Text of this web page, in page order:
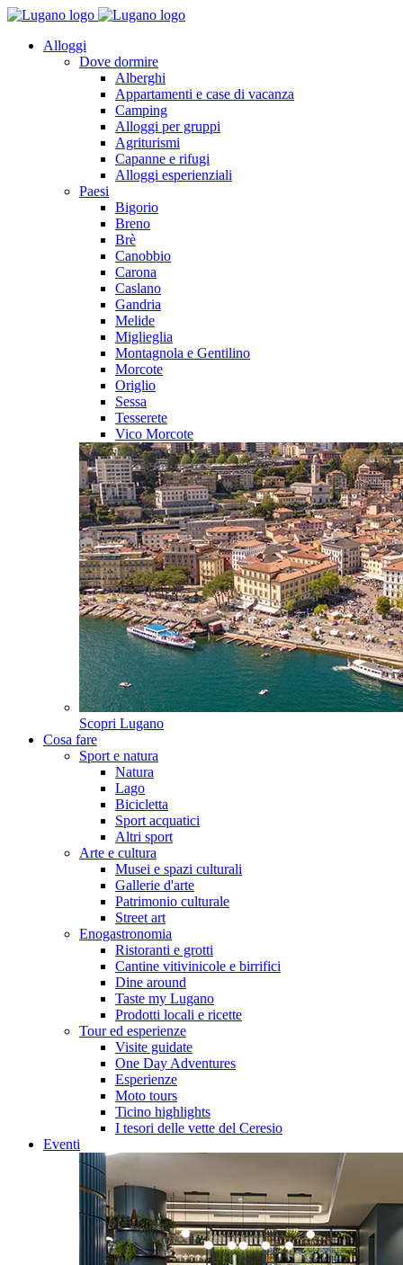
Alloggi
Dove dormire
Alberghi
Appartamenti e case di vacanza
Camping
Alloggi per gruppi
Agriturismi
Capanne e rifugi
Alloggi esperienziali
Paesi
Bigorio
Breno
Brè
Canobbio
Carona
Caslano
Gandria
Melide
Miglieglia
Montagnola e Gentilino
Morcote
Origlio
Sessa
Tesserete
Vico Morcote
Scopri Lugano
Cosa fare
Sport e natura
Natura
Lago
Bicicletta
Sport acquatici
Altri sport
Arte e cultura
Musei e spazi culturali
Gallerie d'arte
Patrimonio culturale
Street art
Enogastronomia
Ristoranti e grotti
Cantine vitivinicole e birrifici
Dine around
Taste my Lugano
Prodotti locali e ricette
Tour ed esperienze
Visite guidate
One Day Adventures
Esperienze
Moto tours
Ticino highlights
I tesori delle vette del Ceresio
Eventi